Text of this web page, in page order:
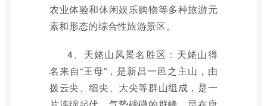
农业体验和休闲娱乐购物等多种旅游元
素和形态的综合性旅游景区。
4、天姥山风景名胜区：天姥山得
名来自“王母”，是新昌一邑之主山，由
拨云尖、细尖、大尖等群山组成，是一